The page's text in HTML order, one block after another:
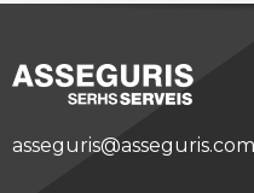
asseguris@asseguris.com